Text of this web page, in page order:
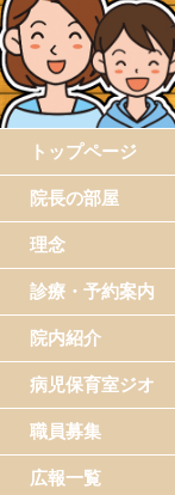
トップページ
院長の部屋
理念
診療・予約案内
院内紹介
病児保育室ジオ
職員募集
広報一覧